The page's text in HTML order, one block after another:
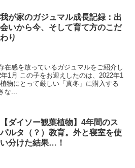
我が家のガジュマル成長記録：出
会いから今、そして育て方のこだ
わり
在感を放っているガジュマルをご紹介し
1月 この子をお迎えしたのは、2022年1
物にとって厳しい「真冬」に購入する
な...
【ダイソー観葉植物】4年間のス
パルタ（？）教育。外と寝室を使
い分けた結果…！